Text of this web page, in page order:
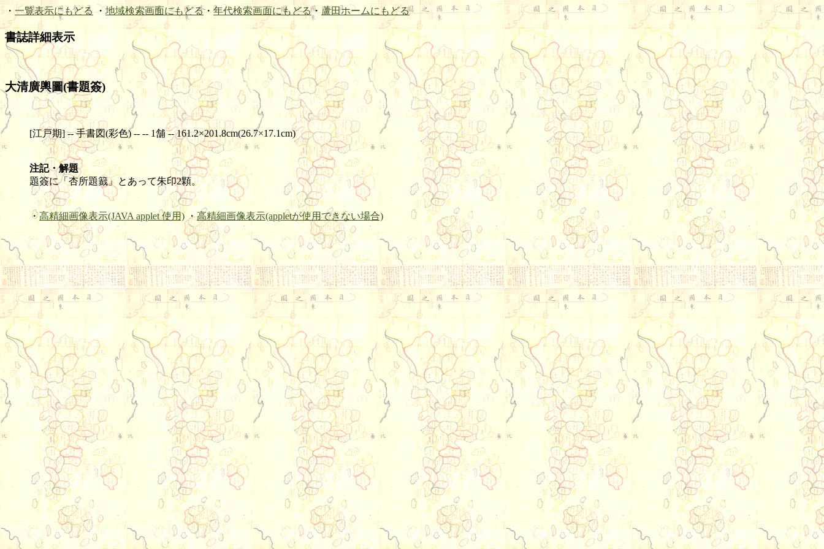
・ 一覧表示にもどる ・ 地域検索画面にもどる・ 年代検索画面にもどる・ 蘆田ホームにもどる
書誌詳細表示
大清廣輿圖(書題簽)
[江戸期] -- 手書図(彩色) -- -- 1舗 -- 161.2×201.8cm(26.7×17.1cm)
注記・解題
題簽に「杏所題籖」とあって朱印2顆。
・高精細画像表示(JAVA applet 使用)・高精細画像表示(appletが使用できない場合)